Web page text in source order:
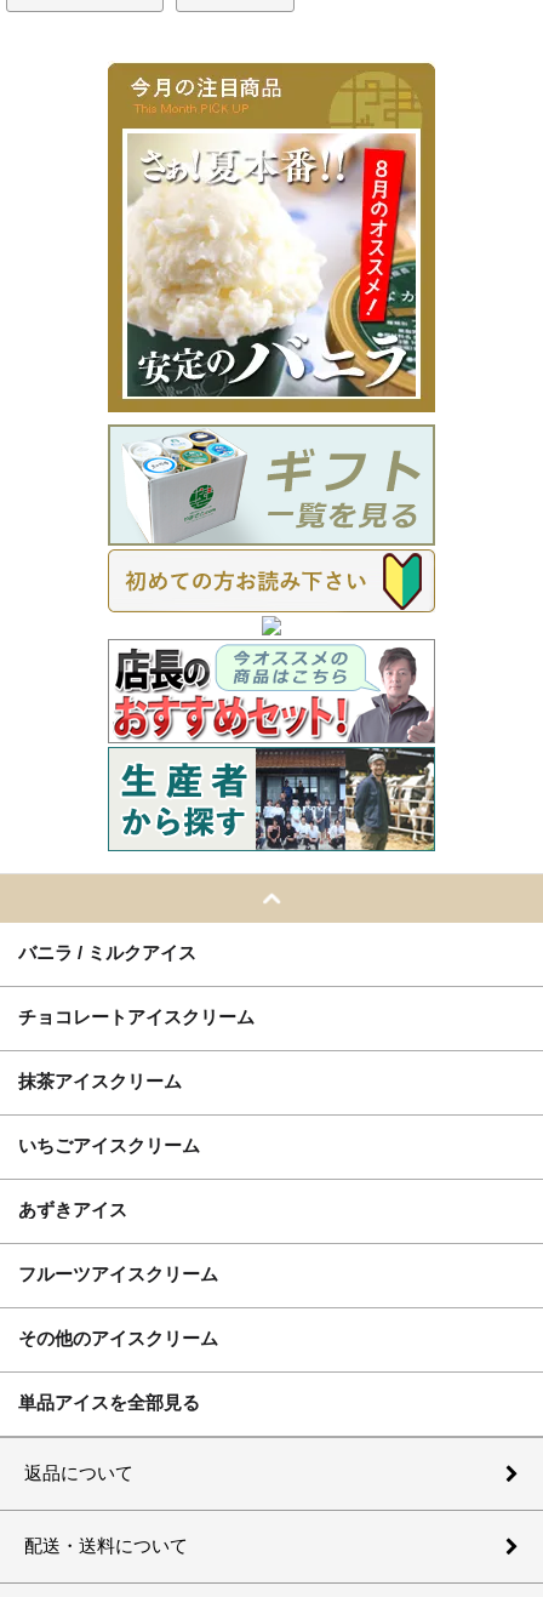
バニラ / ミルクアイス
チョコレートアイスクリーム
抹茶アイスクリーム
いちごアイスクリーム
あずきアイス
フルーツアイスクリーム
その他のアイスクリーム
単品アイスを全部見る
返品について
配送・送料について